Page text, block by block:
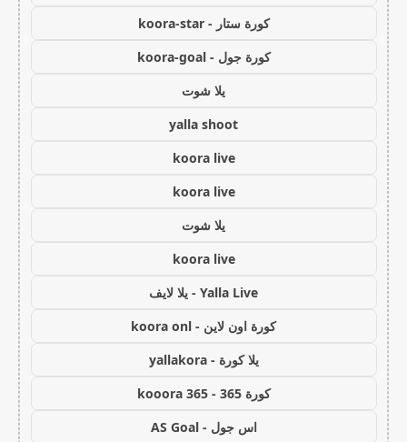
كورة ستار - koora-star
كورة جول - koora-goal
يلا شوت
yalla shoot
koora live
koora live
يلا شوت
koora live
Yalla Live - يلا لايف
كورة اون لاين - koora onl
يلا كورة - yallakora
كورة 365 - kooora 365
اس جول - AS Goal